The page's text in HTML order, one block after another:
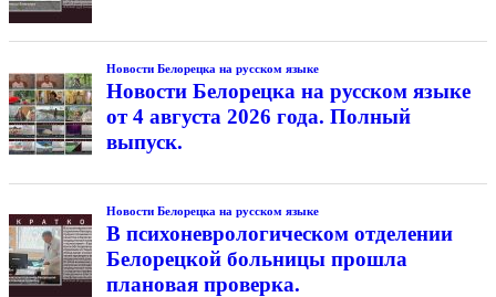
Новости Белорецка на русском языке
Новости Белорецка на русском языке
от 4 августа 2026 года. Полный
выпуск.
Новости Белорецка на русском языке
В психоневрологическом отделении
Белорецкой больницы прошла
плановая проверка.